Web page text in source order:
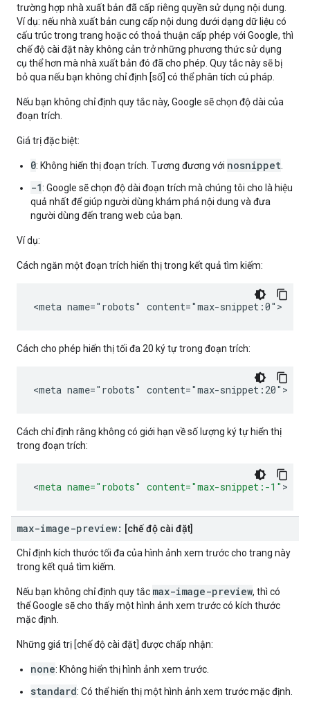
trường hợp nhà xuất bản đã cấp riêng quyền sử dụng nội dung.
Ví dụ: nếu nhà xuất bản cung cấp nội dung dưới dạng dữ liệu có
cấu trúc trong trang hoặc có thoả thuận cấp phép với Google, thì
chế độ cài đặt này không cản trở những phương thức sử dụng
cụ thể hơn mà nhà xuất bản đó đã cho phép. Quy tắc này sẽ bị
bỏ qua nếu bạn không chỉ định [số] có thể phân tích cú pháp.
Nếu bạn không chỉ định quy tắc này, Google sẽ chọn độ dài của
đoạn trích.
Giá trị đặc biệt:
0: Không hiển thị đoạn trích. Tương đương với nosnippet
-1: Google sẽ chọn độ dài đoạn trích mà chúng tôi cho là hiệu
quả nhất để giúp người dùng khám phá nội dung và đưa
người dùng đến trang web của bạn.
Ví dụ:
Cách ngăn một đoạn trích hiển thị trong kết quả tìm kiếm:
<meta name="robots" content="max-snippet:0">
Cách cho phép hiển thị tối đa 20 ký tự trong đoạn trích:
<meta name="robots" content="max-snippet:20">
Cách chỉ định rằng không có giới hạn về số lượng ký tự hiển thị
trong đoạn trích:
<meta name="robots" content="max-snippet:-1" >
max-image-preview: [chế độ cài đặt]
Chỉ định kích thước tối đa của hình ảnh xem trước cho trang này
trong kết quả tìm kiếm.
Nếu bạn không chỉ định quy tắc max-image-preview, thì có
thể Google sẽ cho thấy một hình ảnh xem trước có kích thước
mặc định.
Những giá trị [chế độ cài đặt] được chấp nhận:
none: Không hiển thị hình ảnh xem trước.
standard: Có thể hiển thị một hình ảnh xem trước mặc định.